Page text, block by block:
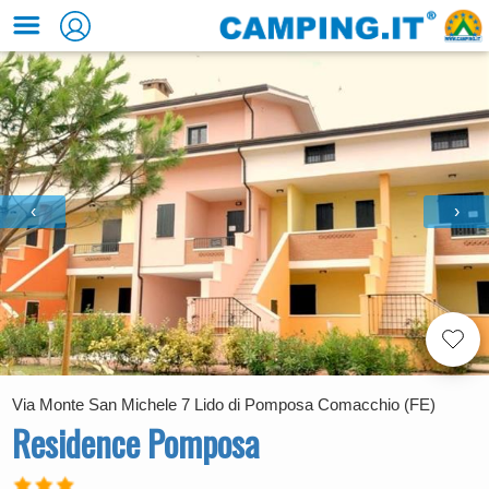
‹ ›
Via Monte San Michele 7 Lido di Pomposa Comacchio (FE)
Residence Pomposa